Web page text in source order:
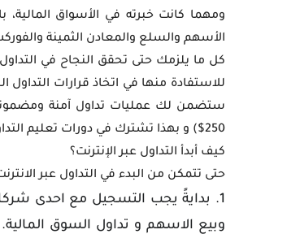
ومهما كانت خبرته في الأسواق
الأسهم والسلع والمعادن الثمينة
كل ما يلزمك حتى تحقق النجاح في
للاستفادة منها في اتخاذ قرارات التداول
ستضمن لك عمليات تداول آمنة
250$) و بهذا تشترك في دورات تعليم التداول عبر الانترنت التي توفرها أفضل شركات التداول على عملائها الحقيقيين.
كيف أبدأ التداول عبر الإنترنت؟
حتى تتمكن من البدء في التداول عبر
بدايةً يجب التسجيل مع احدى
وبيع الاسهم و تداول السوق